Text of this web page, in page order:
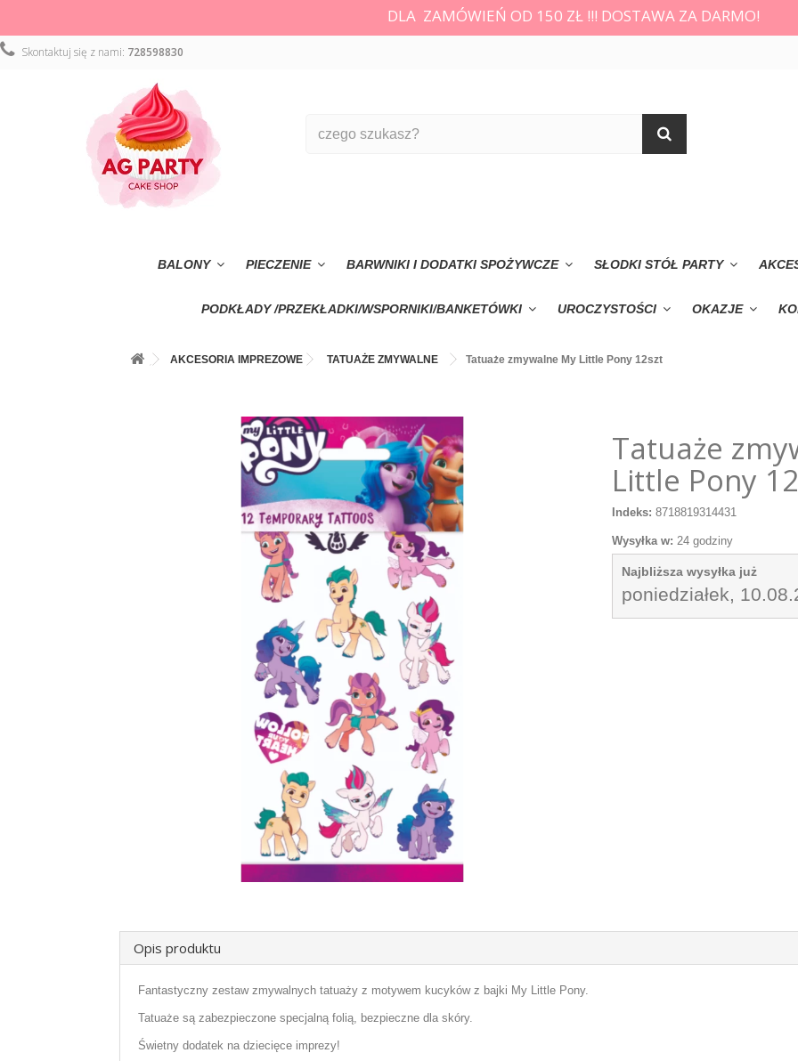
DLA ZAMÓWIEŃ OD 150 ZŁ !!! DOSTAWA ZA DARMO!
Skontaktuj się z nami: 728598830
BALONY PIECZENIE BARWNIKI I DODATKI SPOŻYWCZE SŁODKI STÓŁ PARTY
PODKŁADY /PRZEKŁADKI/WSPORNIKI/BANKETÓWKI UROCZYSTOŚCI OKAZJE
AKCESORIA IMPREZOWE TATUAŻE ZMYWALNE Tatuaże zmywalne My Little Pony 12szt
Tatuaże
Little Pony
Indeks: 8718819314431
Wysyłka w: 24 godziny
Najbliższa wysyłka już
poniedziałek,
Opis produktu
Fantastyczny zestaw zmywalnych tatuaży z motywem kucyków z bajki My Little Pony.
Tatuaże są zabezpieczone specjalną folią, bezpieczne dla skóry.
Świetny dodatek na dziecięce imprezy!